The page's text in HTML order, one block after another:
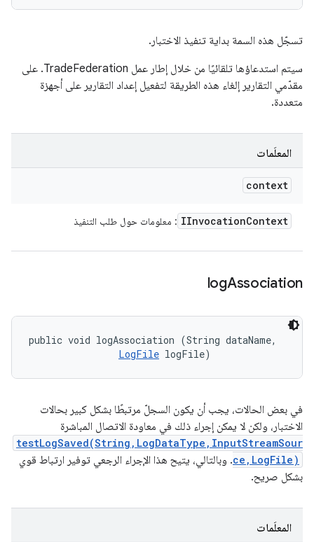
تسجّل هذه السمة بداية تنفيذ الاختبار.
سيتم استدعاؤها تلقائيًا من خلال إطار عمل TradeFederation. على
مقدّمي التقارير إلغاء هذه الطريقة لتفعيل إعداد التقارير على أجهزة
متعددة.
المعلَمات
context
IInvocationContext : معلومات حول طلب التنفيذ
logAssociation
public void logAssociation (String dataName,
LogFile logFile)
في بعض الحالات، يجب أن يكون السجلّ مرتبطًا بشكل كبير بحالات
الاختبار، ولكن لا يمكن إجراء ذلك في معاودة الاتصال المباشرة
testLogSaved(String,LogDataType,InputStreamSour
ce,LogFile). وبالتالي، يتيح هذا الإجراء الرجعي توفير ارتباط قوي
بشكل صريح.
المعلَمات